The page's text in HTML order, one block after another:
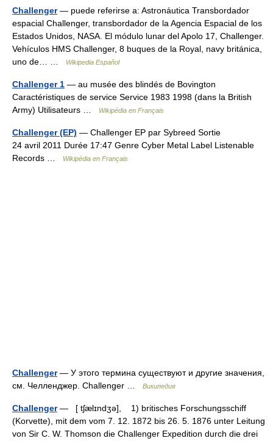
Challenger— puede referirse a: Astronáutica Transbordador
espacial Challenger, transbordador de la Agencia Espacial de los
Estados Unidos, NASA. El módulo lunar del Apolo 17, Challenger.
Vehículos HMS Challenger, 8 buques de la Royal, navy británica,
uno de… …
Wikipedia Español
Challenger 1 — au musée des blindés de Bovington
Caractéristiques de service Service 1983 1998 (dans la British
Army) Utilisateurs …
Wikipédia en Français
Challenger (EP) — Challenger EP par Sybreed Sortie
24 avril 2011 Durée 17:47 Genre Cyber Metal Label Listenable
Records …
Wikipédia en Français
Challenger— У этого термина существуют и другие значения,
см. Челленджер. Challenger …
Википедия
Challenger— [ tʃælɪndʒə], 1) britisches Forschungsschiff
(Korvette), mit dem vom 7. 12. 1872 bis 26. 5. 1876 unter Leitung
von Sir C. W. Thomson die Challenger Expedition durch die drei